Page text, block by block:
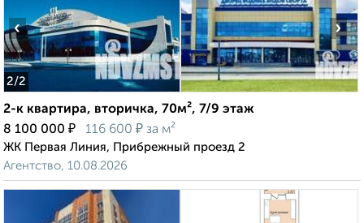
2/2
‹ ›
2-к квартира, вторичка, 70м², 7/9 этаж
8 100 000 ₽ 116 600 ₽ за м²
ЖК Первая Линия, Прибрежный проезд 2
Агентство, 10.08.2026